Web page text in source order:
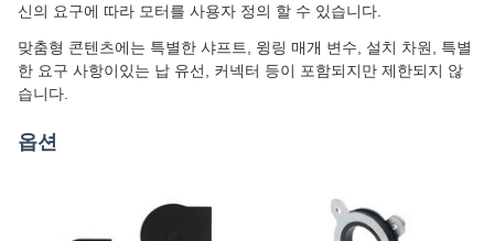
신의 요구에 따라 모터를 사용자 정의 할 수 있습니다.
맞춤형 콘텐츠에는 특별한 샤프트, 윙링 매개 변수, 설치 차원, 특별
한 요구 사항이있는 납 유선, 커넥터 등이 포함되지만 제한되지 않
습니다.
옵션